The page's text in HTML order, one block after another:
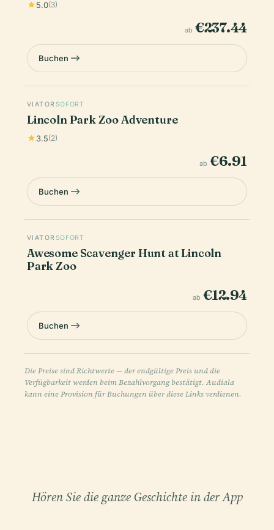
5.0(3)
ab €237.44
Buchen
VIATOR SOFORT
Lincoln Park Zoo Adventure
3.5(2)
ab €6.91
Buchen
VIATOR SOFORT
Awesome Scavenger Hunt at Lincoln
Park Zoo
ab €12.94
Buchen
Die Preise sind Richtwerte — der endgültige Preis und die
Verfügbarkeit werden beim Bezahlvorgang bestätigt. Audiala
kann eine Provision für Buchungen über diese Links verdienen.
Hören Sie die ganze Geschichte in der App